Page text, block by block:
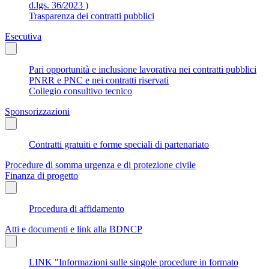
d.lgs. 36/2023 )
Trasparenza dei contratti pubblici
Esecutiva
Pari opportunità e inclusione lavorativa nei contratti pubblici
PNRR e PNC e nei contratti riservati
Collegio consultivo tecnico
Sponsorizzazioni
Contratti gratuiti e forme speciali di partenariato
Procedure di somma urgenza e di protezione civile
Finanza di progetto
Procedura di affidamento
Atti e documenti e link alla BDNCP
LINK "Informazioni sulle singole procedure in formato